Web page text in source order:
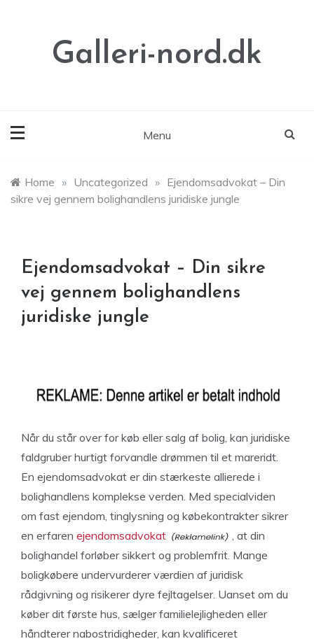
Galleri-nord.dk
Menu
Home » Uncategorized » Ejendomsadvokat – Din
sikre vej gennem bolighandlens juridiske jungle
Ejendomsadvokat – Din sikre
vej gennem bolighandlens
juridiske jungle
Når du står over for køb eller salg af bolig, kan juridiske
faldgruber hurtigt forvandle drømmen til et mareridt.
En ejendomsadvokat er din stærkeste allierede i
bolighandlens komplekse verden. Med specialviden
om fast ejendom, tinglysning og købekontrakter sikrer
en erfaren ejendomsadvokat
, at din
bolighandel forløber sikkert og problemfrit. Mange
boligkøbere undervurderer værdien af juridisk
rådgivning og risikerer dyre fejltagelser. Uanset om du
køber dit første hus, sælger familielejligheden eller
håndterer nabostridigheder, kan kvalificeret